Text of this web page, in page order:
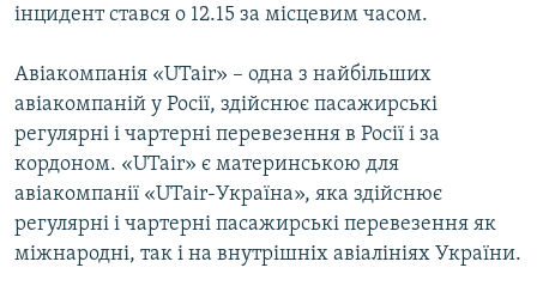
інцидент стався о 12.15 за місцевим часом.
Авіакомпанія «UTair» – одна з найбільших
авіакомпаній у Росії, здійснює пасажирські
регулярні і чартерні перевезення в Росії і за
кордоном. «UTair» є материнською для
авіакомпанії «UTair-Україна», яка здійснює
регулярні і чартерні пасажирські перевезення як
міжнародні, так і на внутрішніх авіалініях України.